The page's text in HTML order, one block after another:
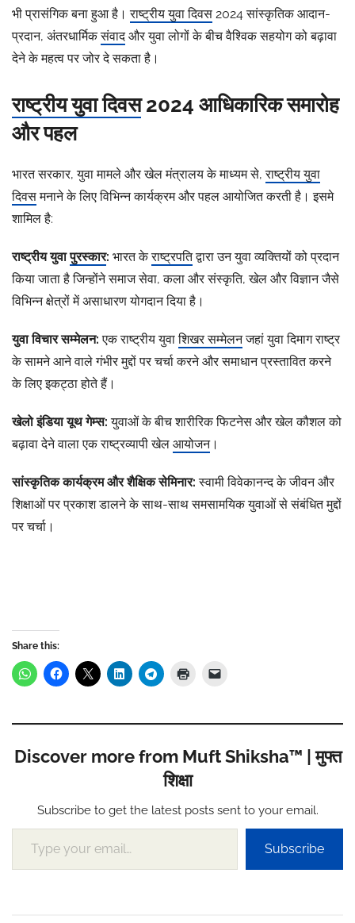
भी प्रासंगिक बना हुआ है।राष्ट्रीय युवा दिवस 2024 सांस्कृतिक आदान-
प्रदान, अंतरधार्मिकसंवादऔर युवा लोगों के बीच वैश्विक सहयोग को बढ़ावा
देने के महत्व पर जोर दे सकता है।
राष्ट्रीय युवा दिवस2024 आधिकारिक समारोह
और पहल
भारत सरकार, युवा मामले और खेल मंत्रालय के माध्यम से,राष्ट्रीय युवा
दिवसमनाने के लिए विभिन्न कार्यक्रम और पहल आयोजित करती है। इसमे
शामिल है:
राष्ट्रीय युवापुरस्कार: भारत केराष्ट्रपतिद्वारा उन युवा व्यक्तियों को प्रदान
किया जाता है जिन्होंने समाज सेवा, कला और संस्कृति, खेल और विज्ञान जैसे
विभिन्न क्षेत्रों में असाधारण योगदान दिया है।
युवा विचार सम्मेलन: एक राष्ट्रीय युवाशिखर सम्मेलनजहां युवा दिमाग राष्ट्र
के सामने आने वाले गंभीर मुद्दों पर चर्चा करने और समाधान प्रस्तावित करने
के लिए इकट्ठा होते हैं।
खेलो इंडिया यूथ गेम्स: युवाओं के बीच शारीरिक फिटनेस और खेल कौशल को
बढ़ावा देने वाला एक राष्ट्रव्यापी खेल आयोजन।
सांस्कृतिक कार्यक्रम और शैक्षिक सेमिनार: स्वामी विवेकानन्द के जीवन और
शिक्षाओं पर प्रकाश डालने के साथ-साथ समसामयिक युवाओं से संबंधित मुद्दों
पर चर्चा।
Share this:
Discover more from Muft Shiksha™ | मुफ्त
शिक्षा
Subscribe to get the latest posts sent to your email.
Type your email…
Subscribe